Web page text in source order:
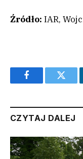
Źródło: IAR,
Facebook
CZYTAJ DALEJ